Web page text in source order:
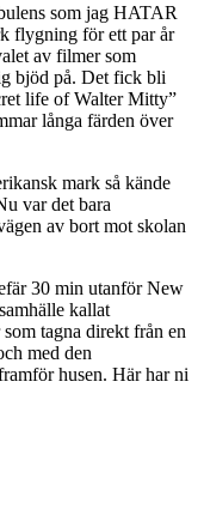
som jag HATAR
flygning för ett par år
av filmer som
bjöd på. Det fick bli
life of Walter Mitty”
långa färden över
mark så kände
var det bara
av bort mot skolan
30 min utanför New
kallat
tagna direkt från en
med den
husen. Här har ni